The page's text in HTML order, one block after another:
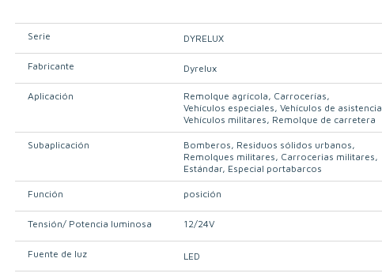
Serie DYRELUX
Fabricante Dyrelux
Aplicación Remolque agrícola Carrocerías
Vehículos especiales Vehículos de asistencia
Vehículos militares Remolque de carretera
Subaplicación Bomberos Residuos sólidos urbanos
Remolques militares Carrocerias militares
Estándar Especial portabarcos
Función posición
Tensión/ Potencia luminosa 12/24V
Fuente de luz LED